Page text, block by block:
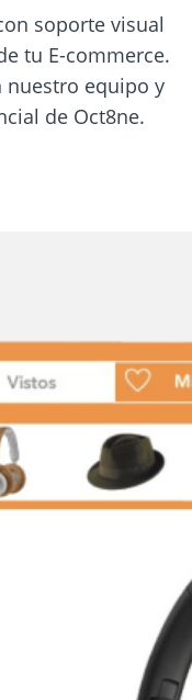
soporte visual
tu E-commerce.
nuestro equipo y
de Oct8ne.